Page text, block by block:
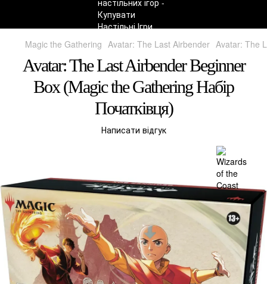
Magic the Gathering Avatar: The Last Airbender Avatar: The
Avatar: The Last Airbender Beginner
Box (Magic the Gathering Набір
Початківця)
Написати відгук